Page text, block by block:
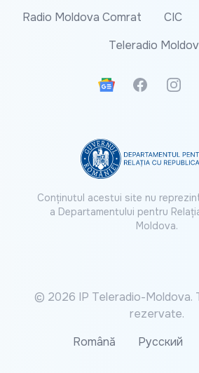
Radio Moldova Comrat
CIC
Teleradio
Google News
Facebook
Conținutul acestui site nu
a Departamentului pentru
Moldova.
© 2026 IP Teleradio-Moldova.
rezervate.
Română
Русский